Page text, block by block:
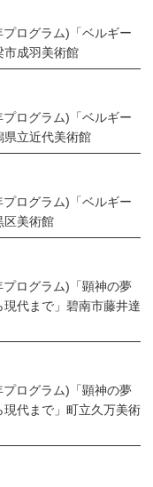
ログラム)「ベルギー
成羽美術館
ログラム)「ベルギー
立近代美術館
ログラム)「ベルギー
美術館
ログラム)「顕神の夢
代まで」碧南市藤井達
ログラム)「顕神の夢
代まで」町立久万美術